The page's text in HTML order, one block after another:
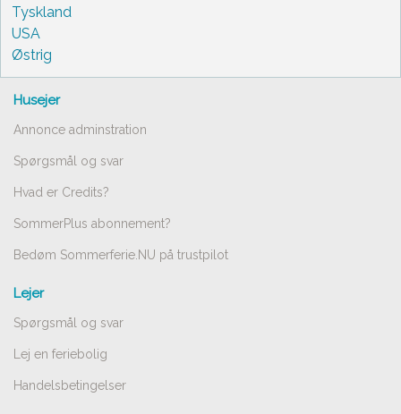
Tyskland
USA
Østrig
Husejer
Annonce adminstration
Spørgsmål og svar
Hvad er Credits?
SommerPlus abonnement?
Bedøm Sommerferie.NU på trustpilot
Lejer
Spørgsmål og svar
Lej en feriebolig
Handelsbetingelser